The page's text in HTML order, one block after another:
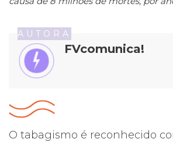
AUTORA
FVcomunica!
O tabagismo é reconhecido